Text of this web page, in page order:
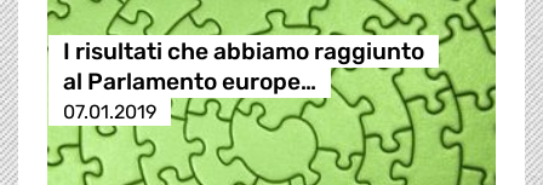
I risultati che abbiamo raggiunto
al Parlamento europe…
07.01.2019